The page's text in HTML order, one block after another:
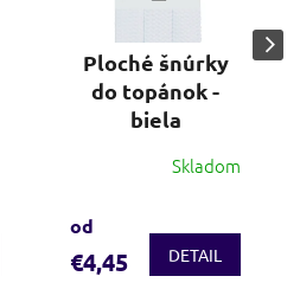
Ploché šnúrky
do topánok -
biela
Skladom
od
€4,45 DETAIL